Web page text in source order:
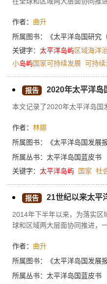
召开区域性会议，凝聚共识，
活动确立了太平洋岛屿国家在
位。随着“蓝色太平洋”区域主
展和太平洋生态系统复原，成
作者： 曲升
所属图书：
《太平洋岛国研究
关键字： 太平洋岛屿区域海洋
小岛屿国家可持续发展 可持续
报告 2020年太平洋岛
本文记录了2020年太平洋岛国
作者： 林娜
所属图书：
《太平洋岛国发展
所属丛书： 太平洋岛国蓝皮书
关键字： 太平洋岛屿 国家 社
报告 21世纪以来太平
2014年下半年以来，为落实区
球和区域两大层面协同推进，
集召开区域性会议，以凝聚共
这些活动确立了太平洋岛国在
地位。随着“蓝色太平洋”这一
作者： 曲升
所属图书：
《太平洋岛国发展
所属丛书： 太平洋岛国蓝皮书